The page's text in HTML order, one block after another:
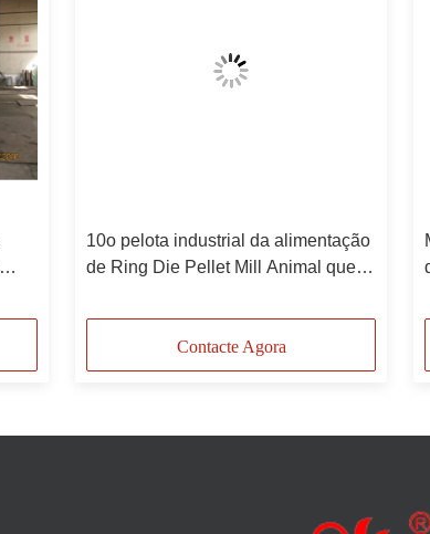
10o pelota industrial da alimentação
de Ring Die Pellet Mill Animal que
Contacte Agora